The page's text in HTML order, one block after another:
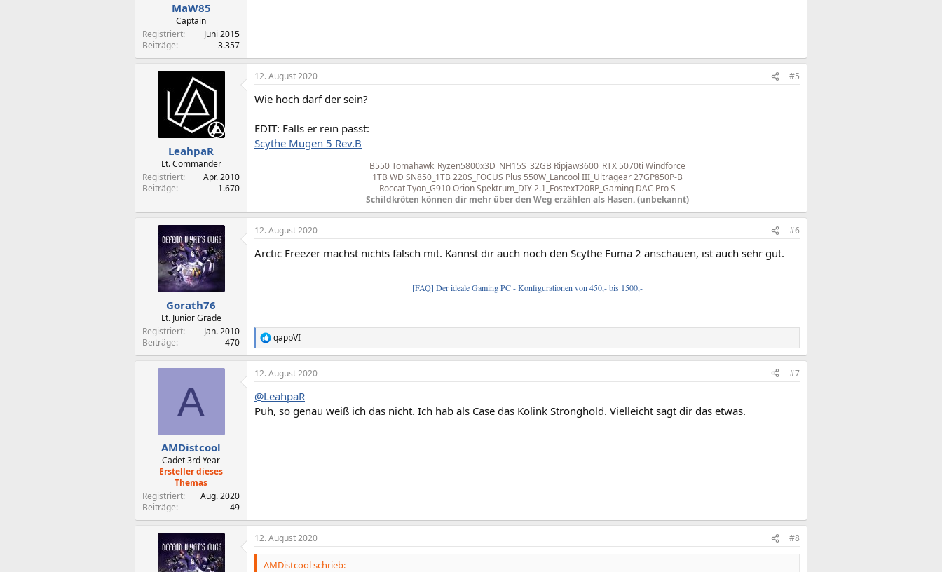
MaW85
Captain
Registriert
Juni 2015
Beiträge
3.357
LeahpaR
Lt. Commander
Registriert
Apr. 2010
Beiträge
1.670
12. August 2020 #5
Wie hoch darf der sein?
EDIT: Falls er rein passt:
Scythe Mugen 5 Rev.B
B550 Tomahawk_Ryzen5800x3D_NH15S_32GB Ripjaw3600_RTX 5070ti Windforce
1TB WD SN850_1TB 220S_FOCUS Plus 550W_Lancool III_ Ultragear 27GP850P-B
Roccat Tyon_G910 Orion Spektrum_DIY 2.1_FostexT20RP_Gaming DAC Pro S
Schildkröten können dir mehr über den Weg erzählen als Hasen. (unbekannt)
Gorath76
Lt. Junior Grade
Registriert
Jan. 2010
Beiträge
470
12. August 2020 #6
Arctic Freezer machst nichts falsch mit. Kannst dir auch noch den Scythe Fuma 2 anschauen, ist auch sehr gut.
[FAQ] Der ideale Gaming PC - Konfigurationen von 450,- bis 1500,-
R
e
a
k
i
o
qappVI
A
AMDistcool
Cadet 3rd Year
Ersteller dieses
Themas
Registriert
Aug. 2020
Beiträge
49
12. August 2020 #7
@LeahpaR
Puh, so genau weiß ich das nicht. Ich hab als Case das Kolink Stronghold. Vielleicht sagt dir das etwas.
12. August 2020 #8
AMDistcool schrieb: